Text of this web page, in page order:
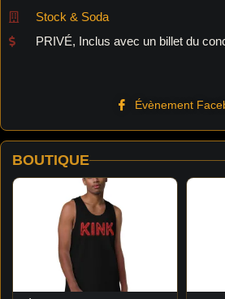
Stock & Soda
PRIVÉ, Inclus avec un billet du
Évènement
BOUTIQUE